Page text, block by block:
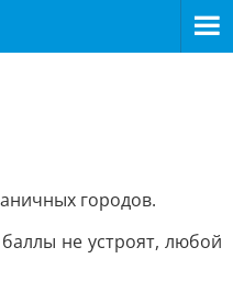
городов.
не устроят, любой